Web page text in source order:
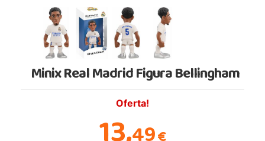
Minix Real Madrid Figura Bellingham
Oferta!